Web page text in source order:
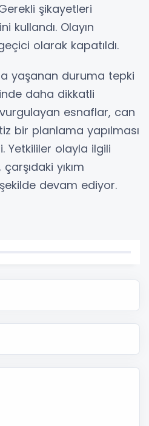
şikayetleri
kullandı. Olayın
olarak kapatıldı.
yaşanan duruma tepki
daha dikkatli
esnaflar, can
bir planlama yapılması
Yetkililer olayla ilgili
yıkım
devam ediyor.